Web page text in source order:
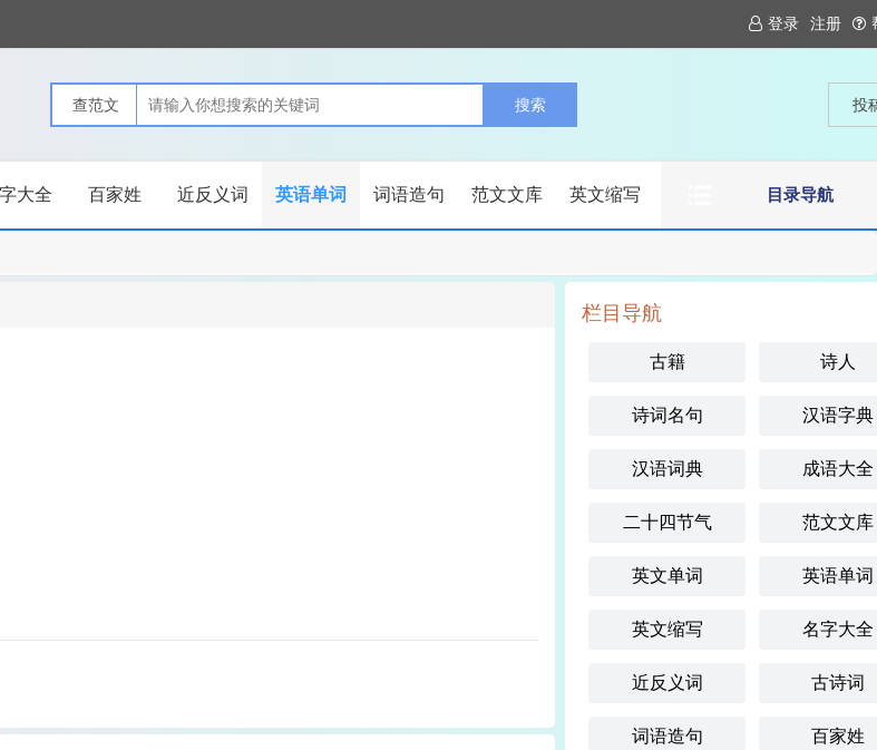
登录 注册
投
目录导航
大全 百家姓 近反义词 英语单词 词语造句 范文文库 英文缩写
栏目导航
古籍 诗人
诗词名句 汉语字典
汉语词典 成语大全
二十四节气 范文文库
英文单词 英语单词
英文缩写 名字大全
近反义词 古诗词
词语造句 百家姓